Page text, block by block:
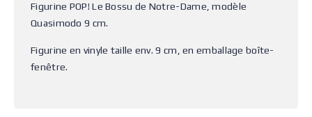
Figurine POP! Le Bossu de Notre-Dame, modèle
Quasimodo 9 cm.
Figurine en vinyle taille env. 9 cm, en emballage boîte-
fenêtre.